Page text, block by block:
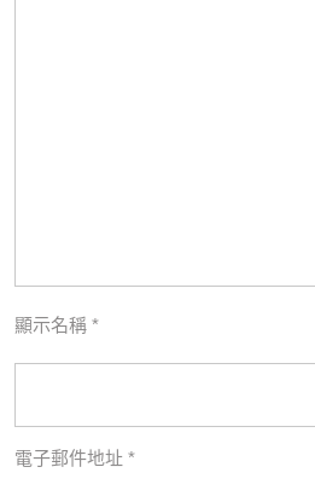
顯示名稱 *
電子郵件地址 *